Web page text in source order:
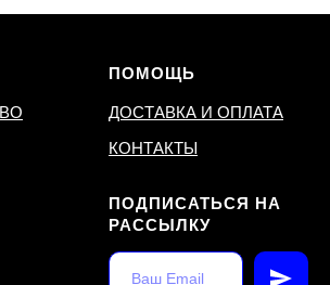
ПОМОЩЬ
ДОСТАВКА И ОПЛАТА
КОНТАКТЫ
ПОДПИСАТЬСЯ НА
РАССЫЛКУ